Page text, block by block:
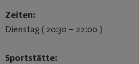
Zeiten:
Dienstag ( 20:30 – 22:00 )
Sportstätte: